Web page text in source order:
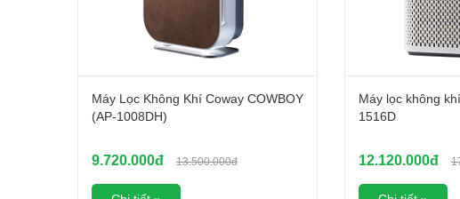
Máy Lọc Không Khí Coway COWBOY
(AP-1008DH)
9.720.000đ 13.500.000đ
Máy lọc không
1516D
12.120.000đ